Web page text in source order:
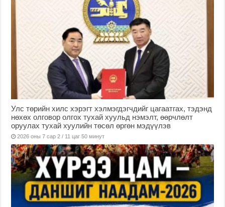
Улс төрийн хилс хэрэгт хэлмэгдэгчдийг цагаатгах, тэдэнд
нөхөх олговор олгох тухай хуульд нэмэлт, өөрчлөлт
оруулах тухай хуулийн төсөл өргөн мэдүүлэв
2026 оны 7 сар 2 / 11 цаг 50 минут